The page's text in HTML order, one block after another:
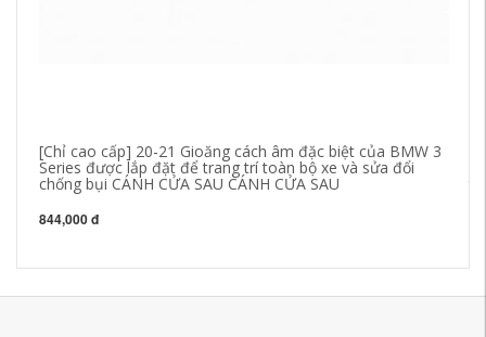
[Chỉ cao cấp] 20-21 Gioăng cách âm đặc biệt của BMW 3
Series được lắp đặt để trang trí toàn bộ xe và sửa đổi
chống bụi CÁNH CỬA SAU CÁNH CỬA SAU
844,000 đ